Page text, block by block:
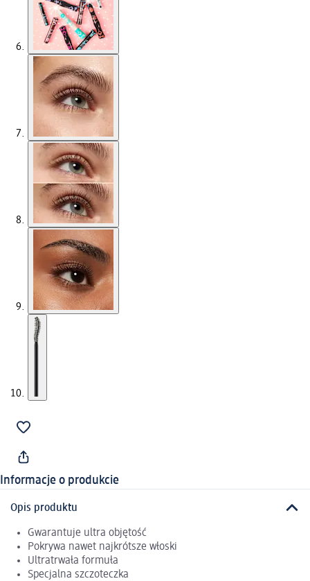
Informacje o produkcie
Opis produktu
Gwarantuje ultra objętość
Pokrywa nawet najkrótsze włoski
Ultratrwała formuła
Specjalna szczoteczka